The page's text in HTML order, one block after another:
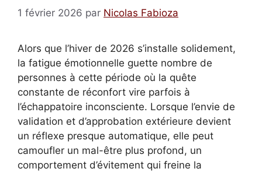
1 février 2026 par Nicolas Fabioza
Alors que l’hiver de 2026 s’installe solidement,
la fatigue émotionnelle guette nombre de
personnes à cette période où la quête
constante de réconfort vire parfois à
l’échappatoire inconsciente. Lorsque l’envie de
validation et d’approbation extérieure devient
un réflexe presque automatique, elle peut
camoufler un mal-être plus profond, un
comportement d’évitement qui freine la